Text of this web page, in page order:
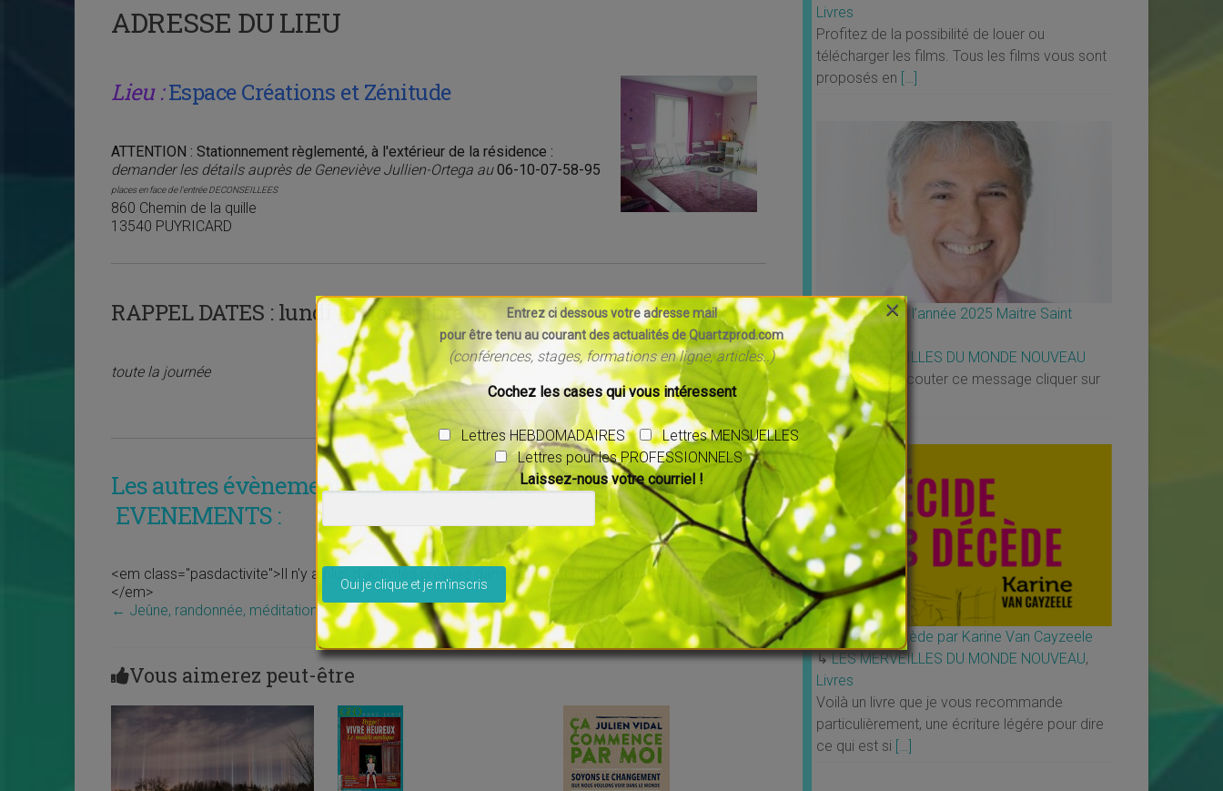
ADRESSE DU LIEU
Lieu :Espace Créations et Zénitude
ATTENTION : Stationnement règlementé, à l'extérieur de la résidence :
demander les détails auprès de Geneviève Jullien-Ortega au06-10-07-58-95
places en face de l'entrée DECONSEILLEES
860 Chemin de la quille
13540 PUYRICARD
RAPPEL DATES :lundi 16 novembre 15 :
toute la journée
[email_link]
Les autres évènements dans la catégorie
EVENEMENTS :
<em class="pasdactivite">Il n'y a plus d'activités prévues dans cette catégorie, pour le moment...
</em>
← Jeûne, randonnée, méditation Cristalvibrasons Pascal Lacombe
Vous aimerez peut-être
Livres
Profitez de la possibilité de louer ou
télécharger les films. Tous les films vous sont
proposés en […]
Message pour l’année 2025 Maitre Saint
Germain
↳LES MERVEILLES DU MONDE NOUVEAU
Vous voulez écouter ce message cliquer sur
ce lien :[…]
Décide ou décède par Karine Van Cayzeele
↳LES MERVEILLES DU MONDE NOUVEAU,
Livres
Voilà un livre que je vous recommande
particulièrement, une écriture légére pour dire
ce qui est si […]
Entrez ci dessous votre adresse mail
pour être tenu au courant des actualités de Quartzprod.com
(conférences, stages, formations en ligne, articles..)
Cochez les cases qui vous intéressent
Lettres HEBDOMADAIRES
Lettres MENSUELLES
Lettres pour les PROFESSIONNELS
Laissez-nous votre courriel !
Veuillez laisser ce champ vide.
×